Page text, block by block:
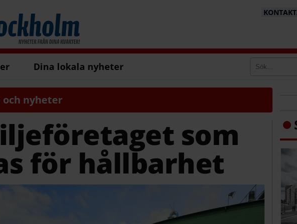
Dina lokala nyheter
och nyheter
som
för hållbarhet